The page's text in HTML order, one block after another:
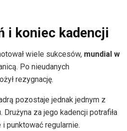
i koniec kadencji
wiele sukcesów, mundial w
Po nieudanych
rezygnację.
pozostaje jednak jednym z
za jego kadencji potrafiła
punktować regularnie.